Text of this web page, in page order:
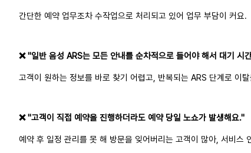
간단한 예약 업무조차 수작업으로 처리되고 있어 업무 부담이 커요.
❌ "일반 음성 ARS는 모든 안내를 순차적으로 들어야 해서 대기 시
고객이 원하는 정보를 바로 찾기 어렵고, 반복되는 ARS 단계로 이
❌ "고객이 직접 예약을 진행하더라도 예약 당일 노쇼가 발생해요."
예약 후 일정 관리를 못 해 방문을 잊어버리는 고객이 많아, 서비스